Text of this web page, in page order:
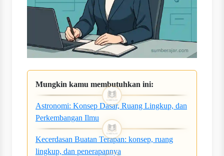
Mungkin kamu membutuhkan ini:
Astronomi: Konsep Dasar, Ruang Lingkup, dan
Perkembangan Ilmu
Kecerdasan Buatan Terapan: konsep, ruang
lingkup, dan penerapannya